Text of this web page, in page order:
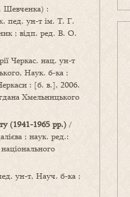
Шевченка) :
пед. ун-т ім. Т. Г.
; відп. ред. В. О.
Черкас. нац. ун-т
Наук. б-ка ;
: [б. в.], 2006.
Хмельницького
(1941-1965 рр.) /
; наук. ред.:
ун-т, Науч. б-ка ;